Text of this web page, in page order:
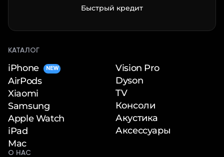
Быстрый кредит
КАТАЛОГ
iPhone NEW
AirPods
Xiaomi
Samsung
Apple Watch
iPad
Mac
Vision Pro
Dyson
TV
Консоли
Акустика
Аксессуары
О НАС